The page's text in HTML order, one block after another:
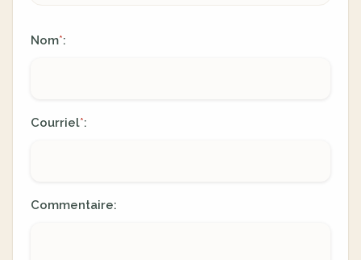
Nom*:
Courriel*:
Commentaire: